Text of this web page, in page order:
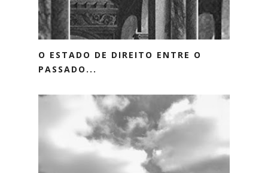
O ESTADO DE DIREITO ENTRE O
PASSADO...